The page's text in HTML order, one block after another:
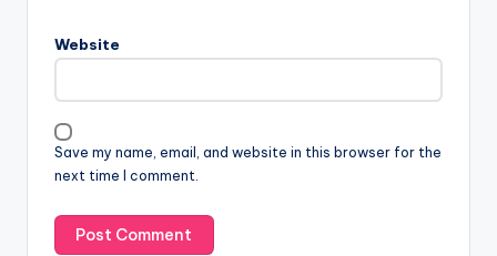
Website
Save my name, email, and website in this browser for the
next time I comment.